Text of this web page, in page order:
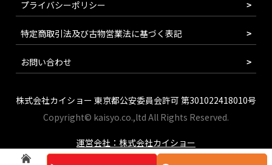
プライバシーポリシー
特定商取引法及び古物営業法に基づく表記
お問い合わせ
株式会社カイショー 東京都公安委員会許可 第301022418010号
Copyright© kaisyo.co.,ltd All Rights Reserved.
運営会社：株式会社カイショー